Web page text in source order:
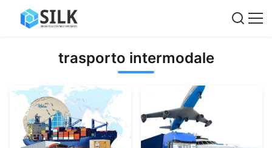
trasporto intermodale